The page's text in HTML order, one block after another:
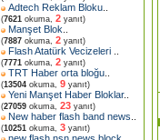
Adtech Reklam Bloku
(7621 okuma, 2 yanıt)
Manşet Blok
(7887 okuma, 2 yanıt)
Flash Atatürk Vecizeleri
(7771 okuma, 2 yanıt)
TRT Haber orta bloğu
(13504 okuma, 9 yanıt)
Yeni Manşet Haber Bloklar..
(27059 okuma, 23 yanıt)
New haber flash band news
(10251 okuma, 3 yanıt)